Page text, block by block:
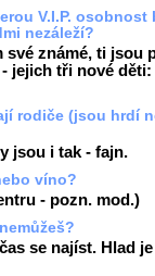
V.I.P. osobnost
nezáleží?
své známé, ti jsou
jejich tři nové děti:
rodiče (jsou hrdí
jsou i tak - fajn.
víno?
- pozn. mod.)
se najíst. Hlad je